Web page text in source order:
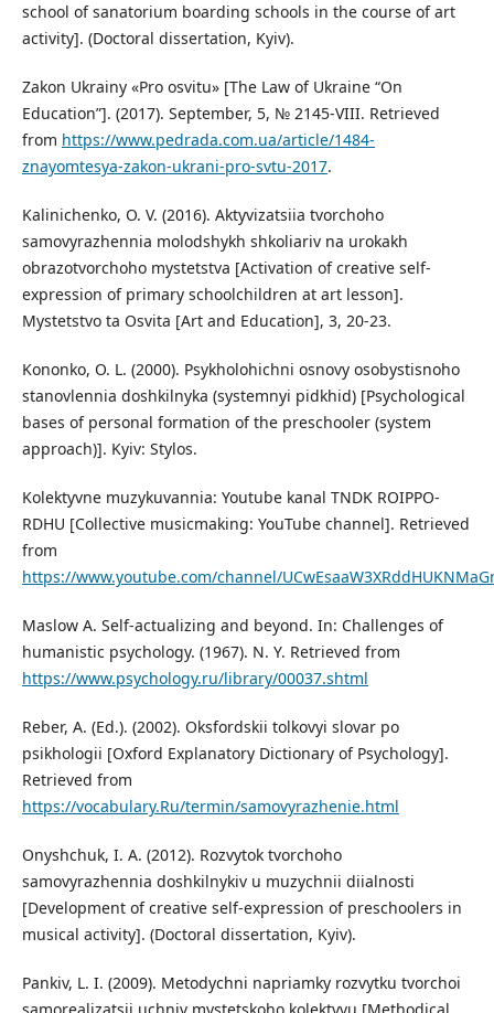
school of sanatorium boarding schools in the course of art
activity]. (Doctoral dissertation, Kyiv).
Zakon Ukrainy «Pro osvitu» [The Law of Ukraine “On
Education”]. (2017). September, 5, № 2145-VIII. Retrieved
from https://www.pedrada.com.ua/article/1484-
znayomtesya-zakon-ukrani-pro-svtu-2017.
Kalinichenko, O. V. (2016). Aktyvizatsiia tvorchoho
samovyrazhennia molodshykh shkoliariv na urokakh
obrazotvorchoho mystetstva [Activation of creative self-
expression of primary schoolchildren at art lesson].
Mystetstvo ta Osvita [Art and Education], 3, 20-23.
Kononko, O. L. (2000). Psykholohichni osnovy osobystisnoho
stanovlennia doshkilnyka (systemnyi pidkhid) [Psychological
bases of personal formation of the preschooler (system
approach)]. Kyiv: Stylos.
Kolektyvne muzykuvannia: Youtube kanal TNDK ROIPPO-
RDHU [Collective musicmaking: YouTube channel]. Retrieved
from
https://www.youtube.com/channel/
Maslow A. Self-actualizing and beyond. In: Challenges of
humanistic psychology. (1967). N. Y. Retrieved from
https://www.psychology.ru/library/00037.shtml
Reber, A. (Ed.). (2002). Oksfordskii tolkovyi slovar po
psikhologii [Oxford Explanatory Dictionary of Psychology].
Retrieved from
https://vocabulary.Ru/termin/samovyrazhenie.html
Onyshchuk, I. A. (2012). Rozvytok tvorchoho
samovyrazhennia doshkilnykiv u muzychnii diialnosti
[Development of creative self-expression of preschoolers in
musical activity]. (Doctoral dissertation, Kyiv).
Pankiv, L. I. (2009). Metodychni napriamky rozvytku tvorchoi